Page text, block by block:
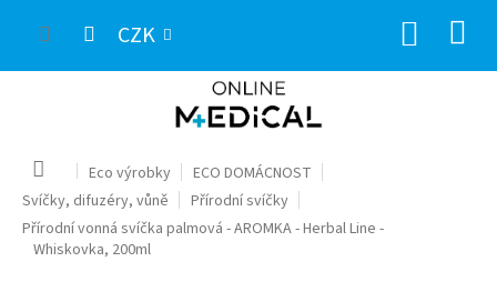
CZK
Domů Eco výrobky
ECO DOMÁCNOST
Svíčky, difuzéry, vůně
Přírodní svíčky
Přírodní vonná svíčka palmová - AROMKA - Herbal Line -
Whiskovka, 200ml